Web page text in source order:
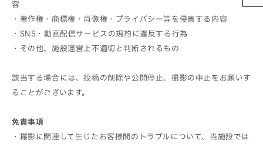
容
・著作権・商標権・肖像権・プライバシー等を侵害する内容
・SNS・動画配信サービスの規約に違反する行為
・その他、施設運営上不適切と判断されるもの
該当する場合には、投稿の削除や公開停止、撮影の中止をお願いす
ることがございます。
免責事項
・撮影に関連して生じたお客様間のトラブルについて、当施設では